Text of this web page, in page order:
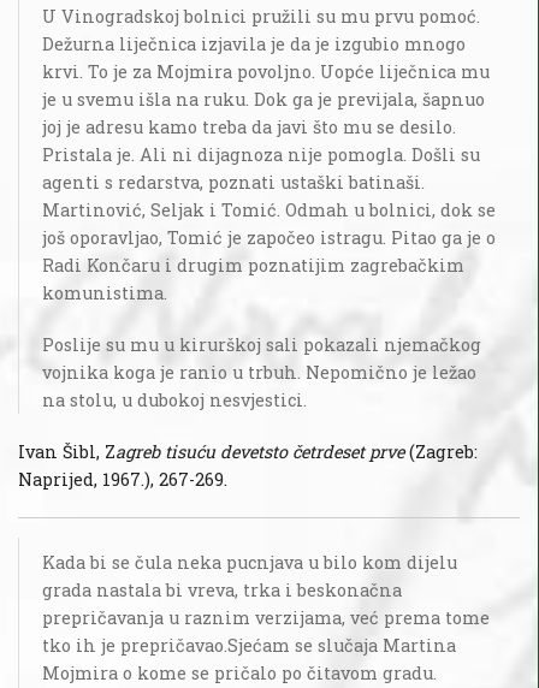
U Vinogradskoj bolnici pružili su mu prvu pomoć.
Dežurna liječnica izjavila je da je izgubio mnogo
krvi. To je za Mojmira povoljno. Uopće liječnica mu
je u svemu išla na ruku. Dok ga je previjala, šapnuo
joj je adresu kamo treba da javi što mu se desilo.
Pristala je. Ali ni dijagnoza nije pomogla. Došli su
agenti s redarstva, poznati ustaški batinaši.
Martinović, Seljak i Tomić. Odmah u bolnici, dok se
još oporavljao, Tomić je započeo istragu. Pitao ga je o
Radi Končaru i drugim poznatijim zagrebačkim
komunistima.
Poslije su mu u kirurškoj sali pokazali njemačkog
vojnika koga je ranio u trbuh. Nepomično je ležao
na stolu, u dubokoj nesvjestici.
Ivan Šibl, Zagreb tisuću devetsto četrdeset prve(Zagreb:
Naprijed, 1967.), 267-269.
Kada bi se čula neka pucnjava u bilo kom dijelu
grada nastala bi vreva, trka i beskonačna
prepričavanja u raznim verzijama, već prema tome
tko ih je prepričavao.Sjećam se slučaja Martina
Mojmira o kome se pričalo po čitavom gradu.